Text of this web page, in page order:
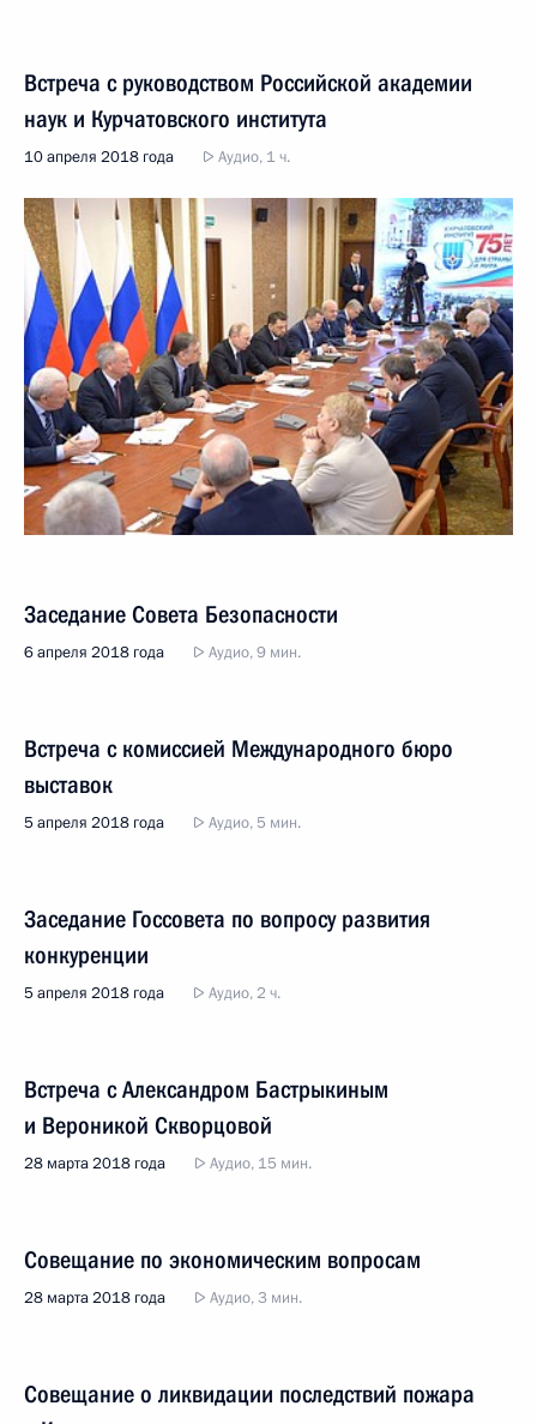
Встреча с руководством Российской академии
наук и Курчатовского института
10 апреля 2018 года Аудио, 1 ч.
Заседание Совета Безопасности
6 апреля 2018 года Аудио, 9 мин.
Встреча с комиссией Международного бюро
выставок
5 апреля 2018 года Аудио, 5 мин.
Заседание Госсовета по вопросу развития
конкуренции
5 апреля 2018 года Аудио, 2 ч.
Встреча с Александром Бастрыкиным
и Вероникой Скворцовой
28 марта 2018 года Аудио, 15 мин.
Совещание по экономическим вопросам
28 марта 2018 года Аудио, 3 мин.
Совещание о ликвидации последствий пожара